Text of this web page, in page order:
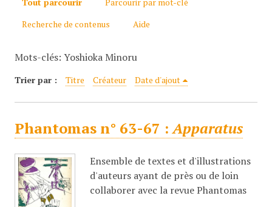
Recherche de contenus
Aide
Mots-clés: Yoshioka Minoru
Trier par : Titre Créateur Date d'ajout
Phantomas n° 63-67 :Apparatus
Ensemble de textes et d'illustrations
d'auteurs ayant de près ou de loin
collaborer avec la revue Phantomas